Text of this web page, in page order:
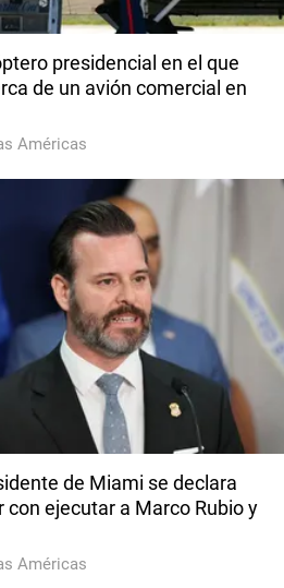
presidencial en el que
de un avión comercial en
Américas
de Miami se declara
ejecutar a Marco Rubio y
Américas